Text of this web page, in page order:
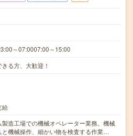
～07:0007:00～15:00
る方、大歓迎！
給
造工場での機械オペレーター業務。機械
と機械操作、細かい物を検査する作業…